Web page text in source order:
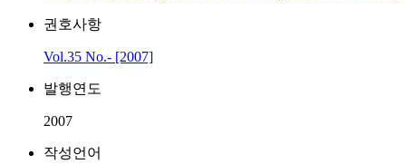
권호사항
Vol.35 No.- [2007]
발행연도
2007
작성언어